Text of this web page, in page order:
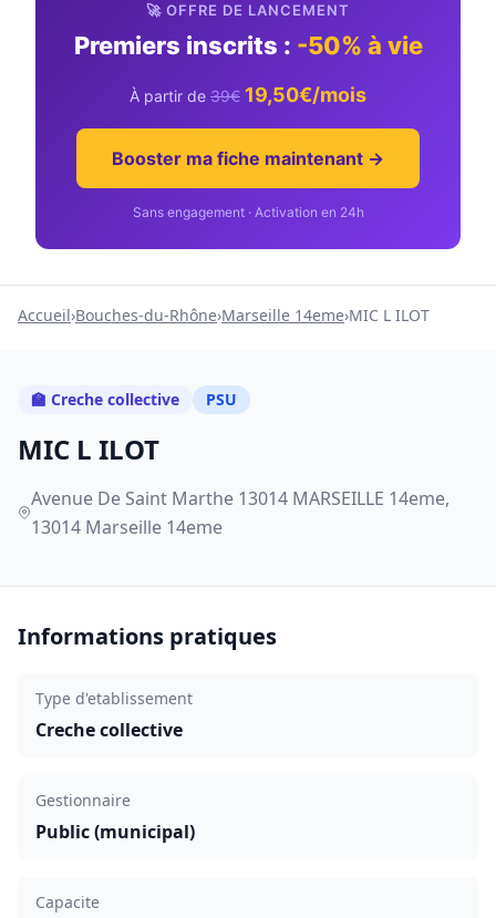
🚀 OFFRE DE LANCEMENT
Premiers inscrits : -50% à vie
À partir de 39€ 19,50€/mois
Booster ma fiche maintenant →
Sans engagement · Activation en 24h
Accueil›Bouches-du-Rhône›Marseille 14eme›MIC L ILOT
🏫 Creche collective PSU
MIC L ILOT
Avenue De Saint Marthe 13014 MARSEILLE 14eme,
13014 Marseille 14eme
Informations pratiques
Type d'etablissement
Creche collective
Gestionnaire
Public (municipal)
Capacite